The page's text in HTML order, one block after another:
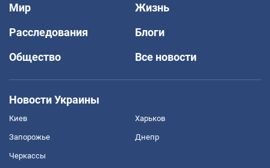
Мир
Жизнь
Расследования
Блоги
Общество
Все новости
Новости Украины
Киев Харьков
Запорожье Днепр
Черкассы